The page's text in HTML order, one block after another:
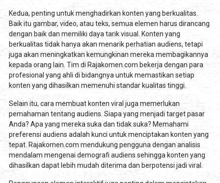
Kedua, penting untuk menghadirkan konten yang berkualitas.
Baik itu gambar, video, atau teks, semua elemen harus dirancang
dengan baik dan memiliki daya tarik visual. Konten yang
berkualitas tidak hanya akan menarik perhatian audiens, tetapi
juga akan meningkatkan kemungkinan mereka membagikannya
kepada orang lain. Tim di Rajakomen.com bekerja dengan para
profesional yang ahli di bidangnya untuk memastikan setiap
konten yang dihasilkan memenuhi standar kualitas tinggi.
Selain itu, cara membuat konten viral juga memerlukan
pemahaman tentang audiens. Siapa yang menjadi target pasar
Anda? Apa yang mereka suka dan tidak suka? Memahami
preferensi audiens adalah kunci untuk menciptakan konten yang
tepat. Rajakomen.com mendukung pengguna dengan analisis
mendalam mengenai demografi audiens sehingga konten yang
dihasilkan dapat lebih mudah diterima dan berpotensi jadi viral.